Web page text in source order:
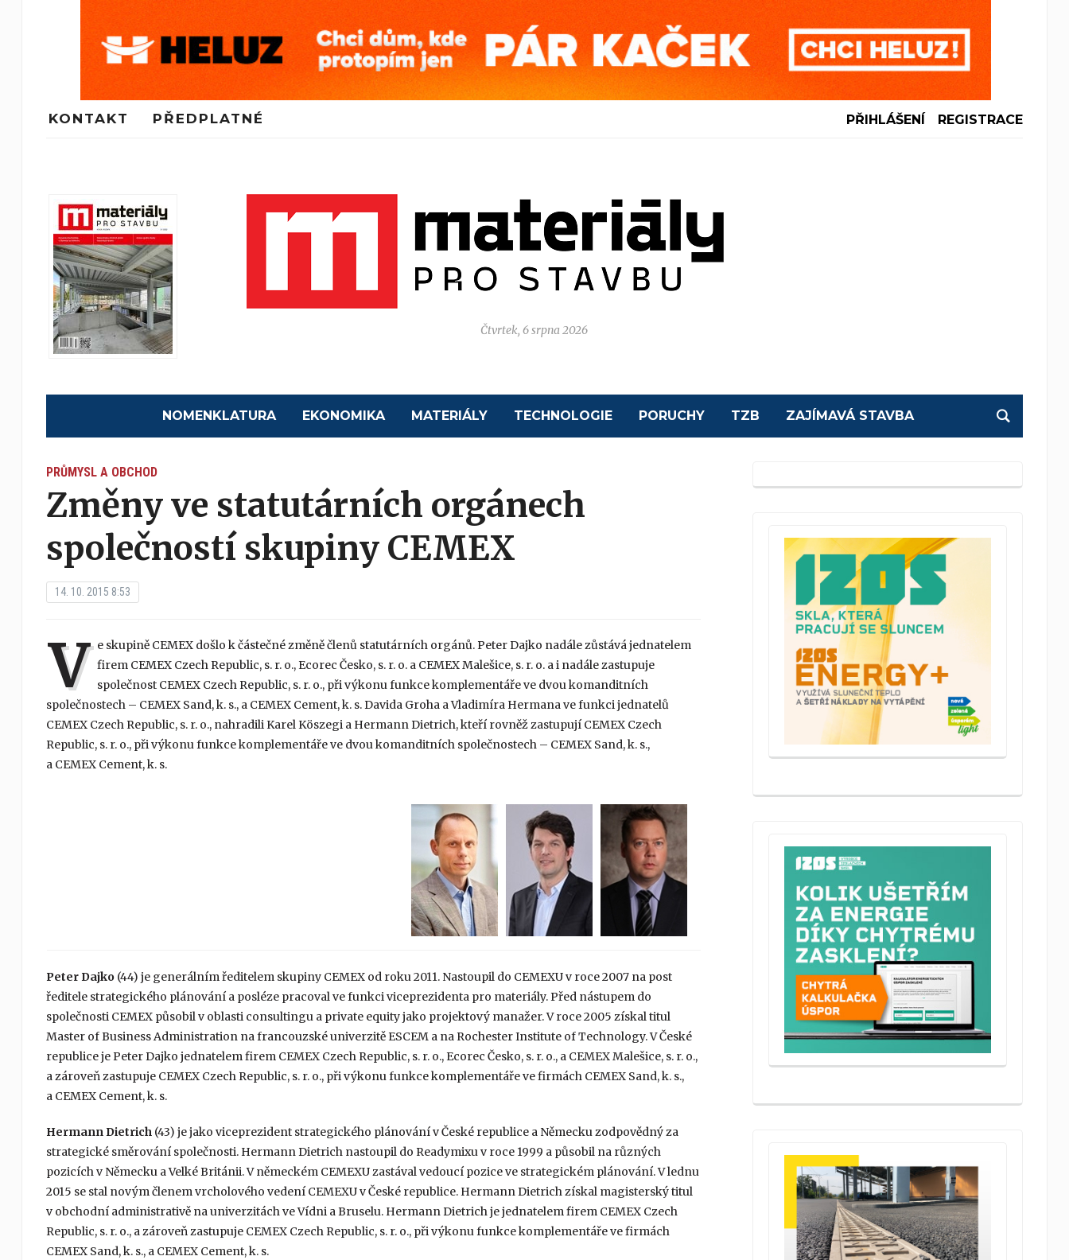
KONTAKT PŘEDPLATNÉ PŘIHLÁŠENÍ REGISTRACE
Čtvrtek, 6 srpna 2026
NOMENKLATURA EKONOMIKA MATERIÁLY TECHNOLOGIE PORUCHY TZB ZAJÍMAVÁ STAVBA
PRŮMYSL A OBCHOD
Změny ve statutárních orgánech
společností skupiny CEMEX
14. 10. 2015 8:53
V
e skupině CEMEX došlo k částečné změně členů statutárních orgánů. Peter Dajko nadále zůstává jednatelem
firem CEMEX Czech Republic, s. r. o., Ecorec Česko, s. r. o. a CEMEX Malešice, s. r. o. a i nadále zastupuje
společnost CEMEX Czech Republic, s. r. o., při výkonu funkce komplementáře ve dvou komanditních
společnostech – CEMEX Sand, k. s., a CEMEX Cement, k. s. Davida Groha a Vladimíra Hermana ve funkci jednatelů
CEMEX Czech Republic, s. r. o., nahradili Karel Köszegi a Hermann Dietrich, kteří rovněž zastupují CEMEX Czech
Republic, s. r. o., při výkonu funkce komplementáře ve dvou komanditních společnostech – CEMEX Sand, k. s.,
a CEMEX Cement, k. s.
Peter Dajko(44) je generálním ředitelem skupiny CEMEX od roku 2011. Nastoupil do CEMEXU v roce 2007 na post
ředitele strategického plánování a posléze pracoval ve funkci viceprezidenta pro materiály. Před nástupem do
společnosti CEMEX působil v oblasti consultingu a private equity jako projektový manažer. V roce 2005 získal titul
Master of Business Administration na francouzské univerzitě ESCEM a na Rochester Institute of Technology. V České
republice je Peter Dajko jednatelem firem CEMEX Czech Republic, s. r. o., Ecorec Česko, s. r. o., a CEMEX Malešice, s. r. o.,
a zároveň zastupuje CEMEX Czech Republic, s. r. o., při výkonu funkce komplementáře ve firmách CEMEX Sand, k. s.,
a CEMEX Cement, k. s.
Hermann Dietrich(43) je jako viceprezident strategického plánování v České republice a Německu zodpovědný za
strategické směrování společnosti. Hermann Dietrich nastoupil do Readymixu v roce 1999 a působil na různých
pozicích v Německu a Velké Británii. V německém CEMEXU zastával vedoucí pozice ve strategickém plánování. V lednu
2015 se stal novým členem vrcholového vedení CEMEXU v České republice. Hermann Dietrich získal magisterský titul
v obchodní administrativě na univerzitách ve Vídni a Bruselu. Hermann Dietrich je jednatelem firem CEMEX Czech
Republic, s. r. o., a zároveň zastupuje CEMEX Czech Republic, s. r. o., při výkonu funkce komplementáře ve firmách
CEMEX Sand, k. s., a CEMEX Cement, k. s.